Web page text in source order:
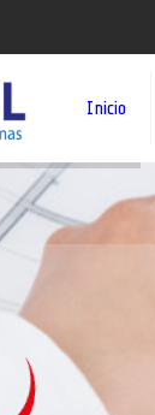
Inicio